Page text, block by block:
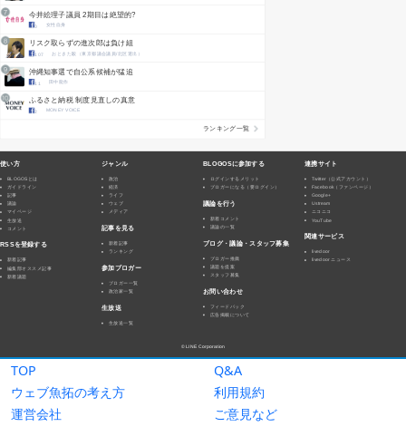
TOP
Q&A
ウェブ魚拓の考え方
利用規約
運営会社
ご意見など